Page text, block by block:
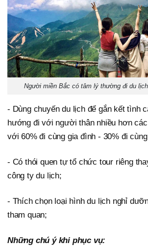
Người miền Bắc có tâm lý thường đi du
- Dùng chuyến du lịch để gắn kết tình
hướng đi với người thân nhiều hơn
với 60% đi cùng gia đình - 30% đi
- Có thói quen tự tổ chức tour riêng
công ty du lịch;
- Thích chọn loại hình du lịch nghỉ
tham quan;
Những chú ý khi phục vụ: